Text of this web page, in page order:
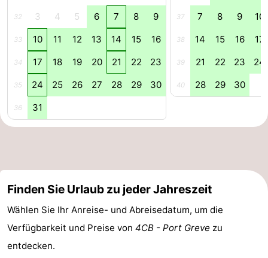
Radfahren
Wandern
Reiten
Golfplatze
-
Sportangeln
-
Tauchen
Seehunden
Essen
und
Veranstaltungen
32 3 4 5 6 7 8 9
33 10 11 12 13 14 15 16
34 17 18 19 20 21 22 23
35 24 25 26 27 28 29 30
36 31
37 7 8 9 10
38 14 15 16 17
39 21 22 23 24
40 28 29 30
Finden Sie Urlaub zu jeder Jahreszeit
Wählen Sie Ihr Anreise- und Abreisedatum, um die
Verfügbarkeit und Preise von 4CB - Port Greve zu
entdecken.